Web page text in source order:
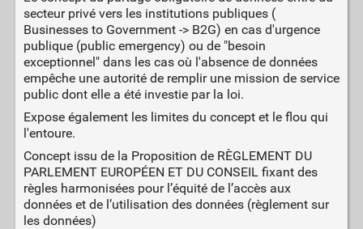
secteur privé vers les institutions publiques (
Businesses to Government -> B2G) en cas d'urgence
publique (public emergency) ou de "besoin
exceptionnel" dans les cas où l'absence de données
empêche une autorité de remplir une mission de service
public dont elle a été investie par la loi.
Expose également les limites du concept et le flou qui
l'entoure.
Concept issu de la Proposition de RÈGLEMENT DU
PARLEMENT EUROPÉEN ET DU CONSEIL fixant des
règles harmonisées pour l’équité de l’accès aux
données et de l’utilisation des données (règlement sur
les données)